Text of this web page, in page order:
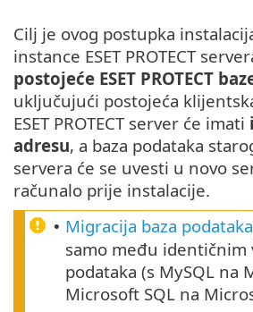
Cilj je ovog postupka
instance ESET PROTECT
postojeće ESET PROTECT
uključujući postojeća
ESET PROTECT server će imati
adresu, a baza podataka
servera će se uvesti u novo
računalo prije instalacije.
• Migracija baza podataka
samo među identičnim
podataka (s MySQL na
Microsoft SQL na